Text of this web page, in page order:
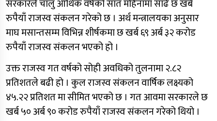
सरकारले चालु आर्थिक वर्षको सात महिनामा साढे छ खर्ब
रुपैयाँ राजस्व संकलन गरेको छ । अर्थ मन्त्रालयका अनुसार
माघ मसान्तसम्म विभिन्न शीर्षकमा छ खर्ब ६९ अर्ब ३२ करोड
रुपैयाँ राजस्व संकलन भएको हो ।
उक्त राजस्व गत वर्षको सोही अवधिको तुलनामा २.८२
प्रतिशतले बढी हो । कुल राजस्व संकलन वार्षिक लक्ष्यको
४५.२२ प्रतिशत मा सीमित भएको छ । गत आवमा सरकारले छ
खर्ब ५० अर्ब ९० करोड रुपैयाँ राजस्व संकलन गरेको थियो ।